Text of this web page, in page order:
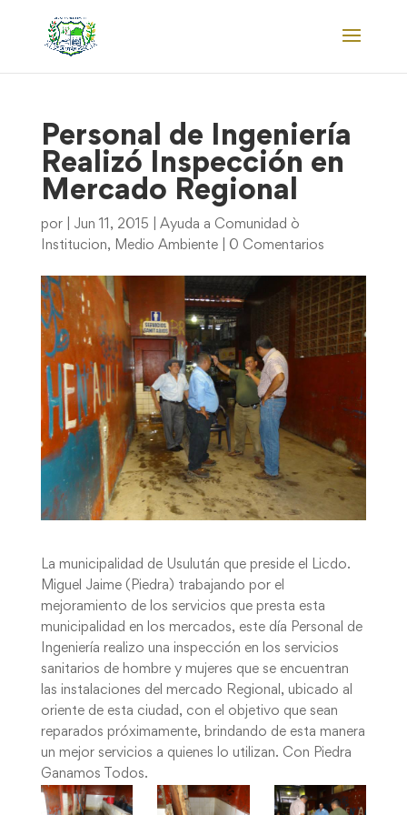
Personal de Ingeniería
Realizó Inspección en
Mercado Regional
por Jun 11, 2015
Ayuda a Comunidad ò
Institucion, Medio Ambiente| 0 Comentarios
La municipalidad de Usulután que preside el Licdo.
Miguel Jaime (Piedra) trabajando por el
mejoramiento de los servicios que presta esta
municipalidad en los mercados, este día Personal de
Ingeniería realizo una inspección en los servicios
sanitarios de hombre y mujeres que se encuentran
las instalaciones del mercado Regional, ubicado al
oriente de esta ciudad, con el objetivo que sean
reparados próximamente, brindando de esta manera
un mejor servicios a quienes lo utilizan. Con Piedra
Ganamos Todos.